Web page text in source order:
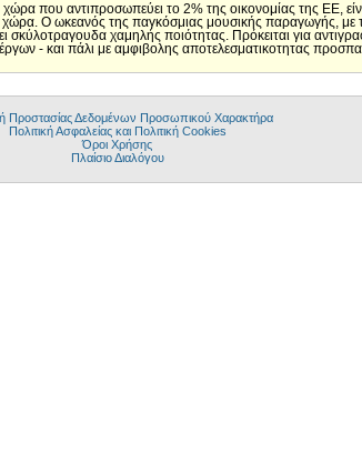
που αντιπροσωπεύει το 2% της οικονομίας της ΕΕ,
Ο ωκεανός της παγκόσμιας μουσικής παραγωγής, με
χαμηλής ποιότητας. Πρόκειται για
- και πάλι με αμφιβολης αποτελεσματικοτητας
Προστασίας Δεδομένων Προσωπικού Χαρακτήρα
Πολιτική Ασφαλείας και Πολιτική Cookies
Όροι Χρήσης
Πλαίσιο Διαλόγου